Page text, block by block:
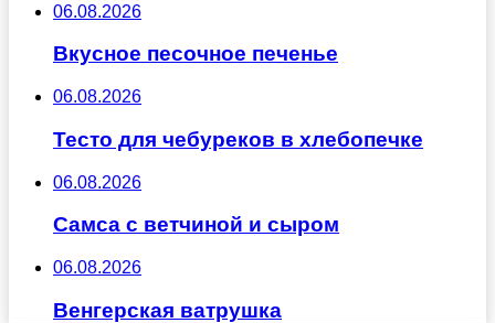
06.08.2026
Вкусное песочное печенье
06.08.2026
Тесто для чебуреков в хлебопечке
06.08.2026
Самса с ветчиной и сыром
06.08.2026
Венгерская ватрушка